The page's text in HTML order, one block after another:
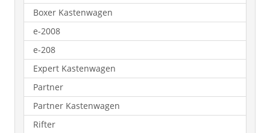
Boxer Kastenwagen
e-2008
e-208
Expert Kastenwagen
Partner
Partner Kastenwagen
Rifter